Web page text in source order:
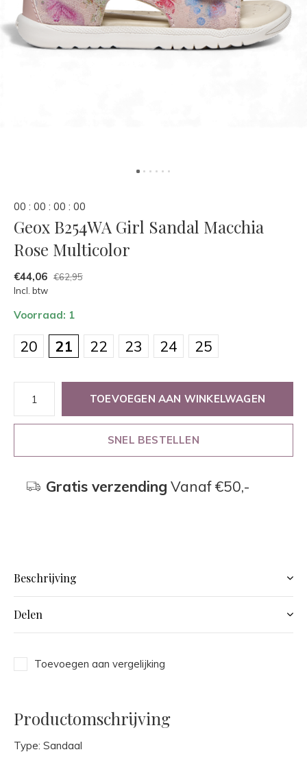
00 : 00 : 00 : 00
Geox B254WA Girl Sandal Macchia
Rose Multicolor
€44,06 €62,95
Incl. btw
Voorraad: 1
20 21 22 23 24 25
TOEVOEGEN AAN WINKELWAGEN
SNEL BESTELLEN
Gratis verzending Vanaf €50,-
Beschrijving
Delen
Toevoegen aan vergelijking
Productomschrijving
Type: Sandaal